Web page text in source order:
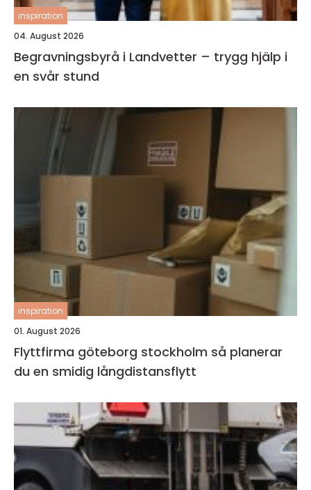
inspiration
04. August 2026
Begravningsbyrå i Landvetter – trygg hjälp i
en svår stund
inspiration
01. August 2026
Flyttfirma göteborg stockholm så planerar
du en smidig långdistansflytt